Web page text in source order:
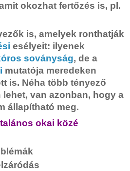
okozhat fertőzés is, pl.
is, amelyek ronthatják
esélyeit: ilyenek
soványság, de a
mutatója meredeken
is. Néha több tényező
van azonban, hogy a
állapítható meg.
okai közé